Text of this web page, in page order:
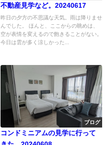
不動産見学など。20240617
昨日の夕方の不思議な天気。雨は降りませ
んでした。 ほんと、ここからの眺めは、
空が表情を変えるので飽きることがない。
今日は雲が多く涼しかった...
ブログ
コンドミニアムの見学に行って